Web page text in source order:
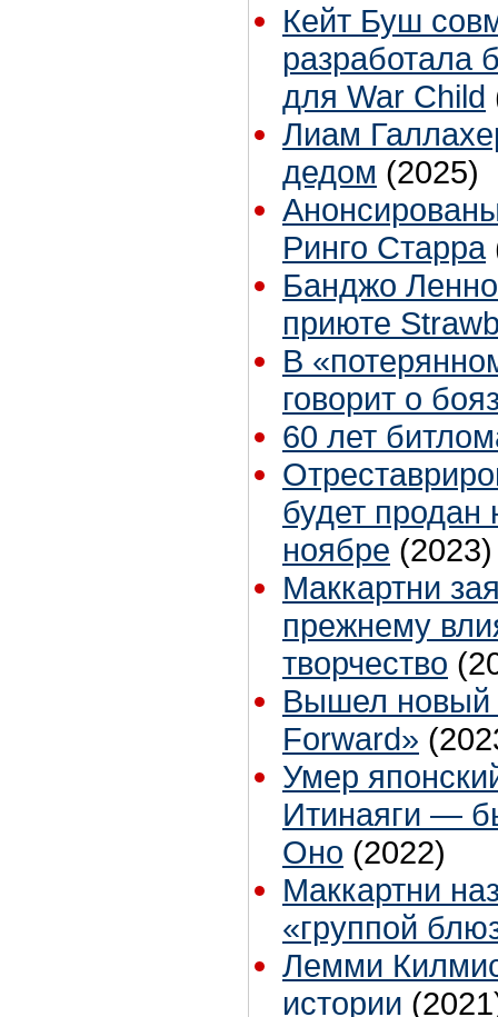
Кейт Буш
разработала
для War Child
Лиам
дедом (2025)
Ринго Старра
Банджо
приюте
В
говорит о
60 лет
будет продан
ноябре (2023)
Маккартни
прежнему
творчество
Вышел новый
Forward»
Умер
Итинаяги —
Оно (2022)
Маккартни
«группой
Лемми
истории